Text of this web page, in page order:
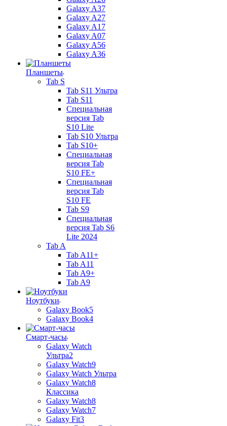
Galaxy A37
Galaxy A27
Galaxy A17
Galaxy A07
Galaxy A56
Galaxy A36
Планшеты
Tab S
Tab S11 Ультра
Tab S11
Специальная
версия Tab
S10 Lite
Tab S10 Ультра
Tab S10+
Специальная
версия Tab
S10 FE+
Специальная
версия Tab
S10 FE
Tab S9
Специальная
версия Tab S6
Lite 2024
Tab A
Tab A11+
Tab A11
Tab A9+
Tab A9
Ноутбуки
Galaxy Book5
Galaxy Book4
Смарт-часы
Galaxy Watch
Ультра2
Galaxy Watch9
Galaxy Watch Ультра
Galaxy Watch8
Классика
Galaxy Watch8
Galaxy Watch7
Galaxy Fit3